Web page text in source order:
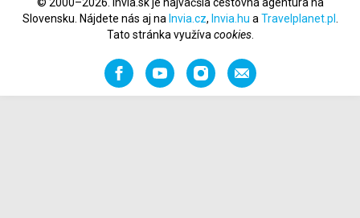
Slovensku. Nájdete nás aj na Invia.cz, Invia.hu a Travelplanet.pl
Tato stránka využíva cookies.
FacebookYouTubeInstagramOdporučiť